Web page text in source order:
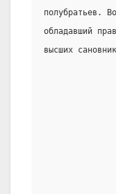
полубратьев.
обладавший
высших